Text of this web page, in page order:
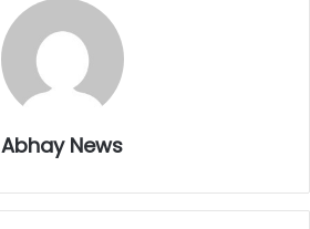
Abhay News